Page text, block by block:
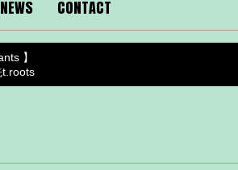
NEWS CONTACT
】
t.roots